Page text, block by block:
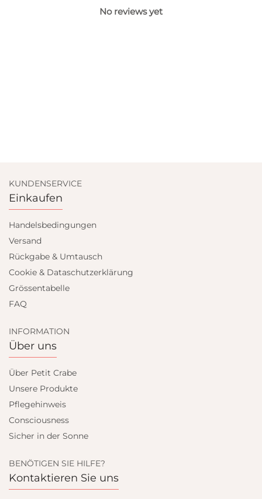
No reviews yet
KUNDENSERVICE
Einkaufen
Handelsbedingungen
Versand
Rückgabe & Umtausch
Cookie & Dataschutzerklärung
Grössentabelle
FAQ
INFORMATION
Über uns
Über Petit Crabe
Unsere Produkte
Pflegehinweis
Consciousness
Sicher in der Sonne
BENÖTIGEN SIE HILFE?
Kontaktieren Sie uns